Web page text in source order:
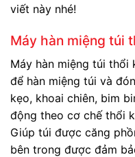
viết này nhé!
Máy hàn miệng túi
Máy hàn miệng túi thổi
để hàn miệng túi và
kẹo, khoai chiên, bim
động theo cơ chế thổi
Giúp túi được căng
bên trong được đảm